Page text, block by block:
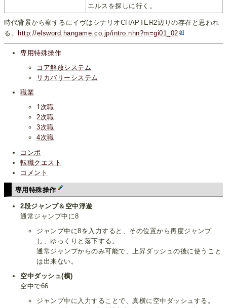
エルスを探しに行く。
時代背景から察するにイヴはシナリオCHAPTER2辺りの存在と思われ
る。
http://elsword.hangame.co.jp/intro.nhn?m=gi01_02
専用特殊操作
コア解放システム
リカバリーシステム
職業
1次職
2次職
3次職
4次職
コンボ
転職クエスト
コメント
専用特殊操作
2段ジャンプ＆空中浮遊
通常ジャンプ中に8
ジャンプ中に8を入力すると、その位置から再度ジャンプ
し、ゆっくりと落下する。
通常ジャンプからのみ可能で、上昇ダッシュの後に使うこと
は出来ない。
空中ダッシュ(横)
空中で66
ジャンプ中に入力することで、真横に空中ダッシュする。